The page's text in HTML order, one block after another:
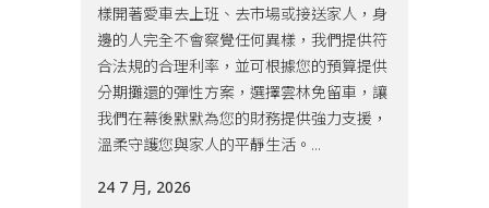
樣開著愛車去上班、去市場或接送家人，身
邊的人完全不會察覺任何異樣，我們提供符
合法規的合理利率，並可根據您的預算提供
分期攤還的彈性方案，選擇雲林免留車，讓
我們在幕後默默為您的財務提供強力支援，
溫柔守護您與家人的平靜生活。...
24 7 月, 2026